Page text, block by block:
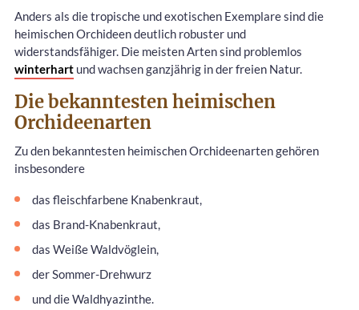
Anders als die tropische und exotischen Exemplare sind die
heimischen Orchideen deutlich robuster und
widerstandsfähiger. Die meisten Arten sind problemlos
winterhart und wachsen ganzjährig in der freien Natur.
Die bekanntesten heimischen
Orchideenarten
Zu den bekanntesten heimischen Orchideenarten gehören
insbesondere
das fleischfarbene Knabenkraut,
das Brand-Knabenkraut,
das Weiße Waldvöglein,
der Sommer-Drehwurz
und die Waldhyazinthe.